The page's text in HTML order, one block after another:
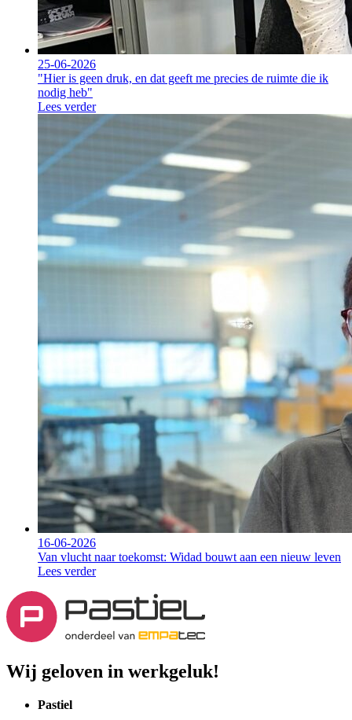
25-06-2026
"Hier is geen druk, en dat geeft me precies de ruimte die ik
nodig heb"
Lees verder
16-06-2026
Van vlucht naar toekomst: Widad bouwt aan een nieuw leven
Lees verder
Wij geloven in werkgeluk!
Pastiel